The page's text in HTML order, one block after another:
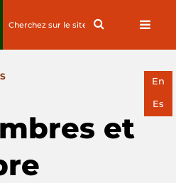
Search
En
Es
et